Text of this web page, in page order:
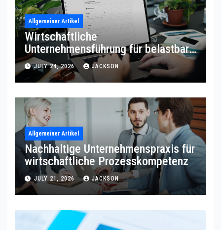
Allgemeiner Artikel
Wirtschaftliche
Unternehmensführung für belastbare
Prozessqualität
JULY 24, 2026 JACKSON
Allgemeiner Artikel
Nachhaltige Unternehmenspraxis für
wirtschaftliche Prozesskompetenz
JULY 21, 2026 JACKSON